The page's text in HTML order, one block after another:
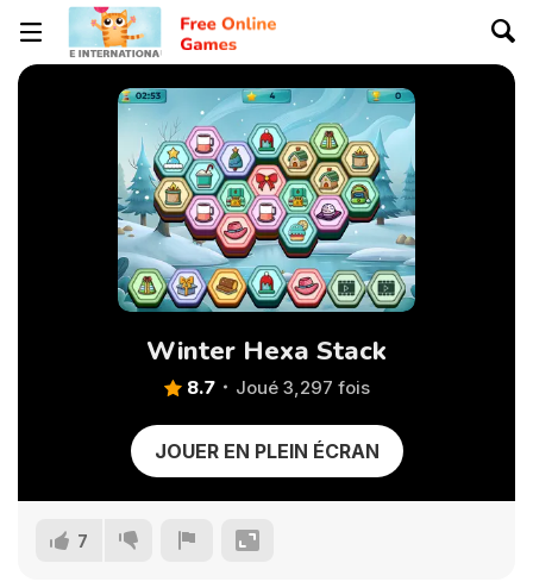
Winter Hexa Stack
8.7 Joué 3,297 fois
JOUER EN PLEIN ÉCRAN
7